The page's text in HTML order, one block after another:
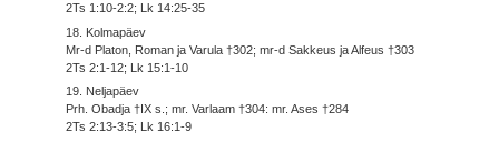
2Ts 1:10-2:2; Lk 14:25-35
18. Kolmapäev
Mr-d Platon, Roman ja Varula †302; mr-d Sakkeus ja Alfeus †303
2Ts 2:1-12; Lk 15:1-10
19. Neljapäev
Prh. Obadja †IX s.; mr. Varlaam †304: mr. Ases †284
2Ts 2:13-3:5; Lk 16:1-9